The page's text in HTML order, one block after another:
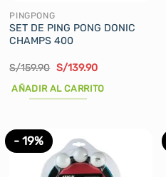
PINGPONG
SET DE PING PONG DONIC
CHAMPS 400
S/159.90 El
original
era:
S/139.90El
actual
AÑADIR AL CARRITO
- 19%